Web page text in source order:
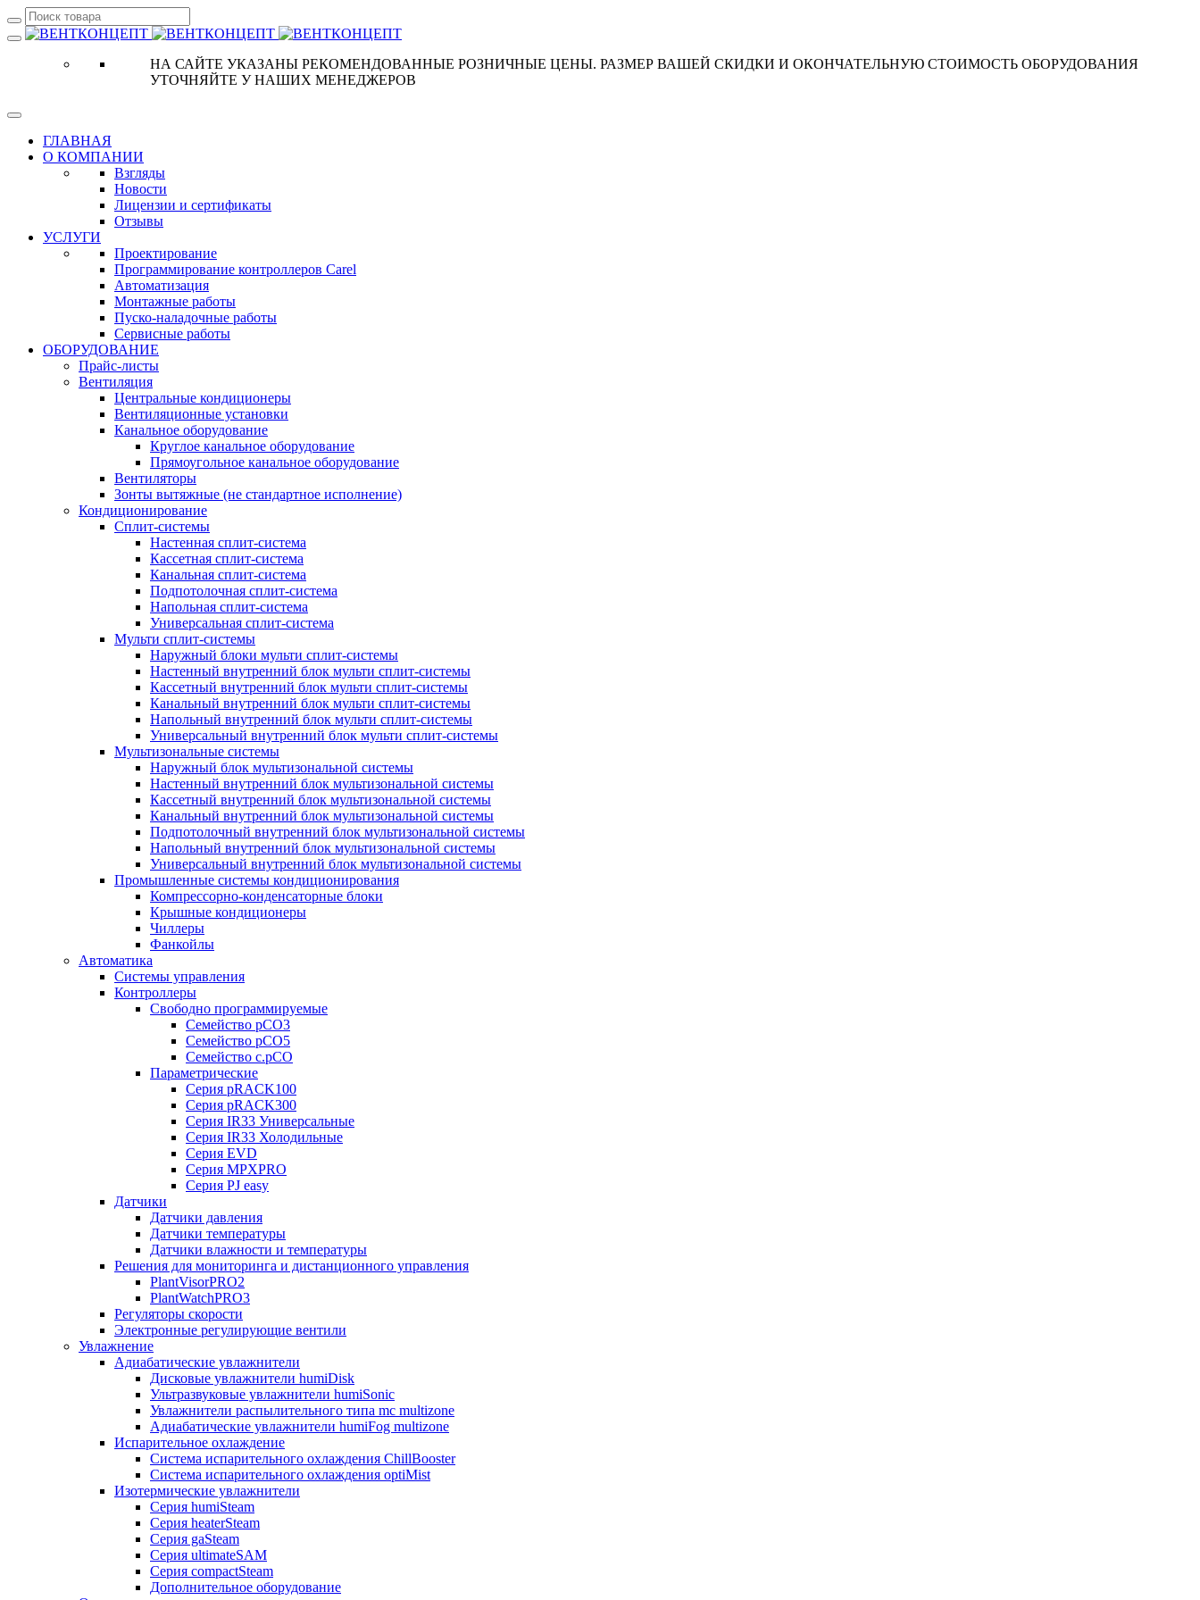
НА САЙТЕ УКАЗАНЫ РЕКОМЕНДОВАННЫЕ РОЗНИЧНЫЕ ЦЕНЫ. РАЗМЕР ВАШЕЙ СКИДКИ И ОКОНЧАТЕЛЬНУЮ СТОИМОСТЬ ОБОРУДОВАНИЯ
УТОЧНЯЙТЕ У НАШИХ МЕНЕДЖЕРОВ
ГЛАВНАЯ
О КОМПАНИИ
Взгляды
Новости
Лицензии и сертификаты
Отзывы
УСЛУГИ
Проектирование
Программирование контроллеров Carel
Автоматизация
Монтажные работы
Пуско-наладочные работы
Сервисные работы
ОБОРУДОВАНИЕ
Прайс-листы
Вентиляция
Центральные кондиционеры
Вентиляционные установки
Канальное оборудование
Круглое канальное оборудование
Прямоугольное канальное оборудование
Вентиляторы
Зонты вытяжные (не стандартное исполнение)
Кондиционирование
Сплит-системы
Настенная сплит-система
Кассетная сплит-система
Канальная сплит-система
Подпотолочная сплит-система
Напольная сплит-система
Универсальная сплит-система
Мульти сплит-системы
Наружный блоки мульти сплит-системы
Настенный внутренний блок мульти сплит-системы
Кассетный внутренний блок мульти сплит-системы
Канальный внутренний блок мульти сплит-системы
Напольный внутренний блок мульти сплит-системы
Универсальный внутренний блок мульти сплит-системы
Мультизональные системы
Наружный блок мультизональной системы
Настенный внутренний блок мультизональной системы
Кассетный внутренний блок мультизональной системы
Канальный внутренний блок мультизональной системы
Подпотолочный внутренний блок мультизональной системы
Напольный внутренний блок мультизональной системы
Универсальный внутренний блок мультизональной системы
Промышленные системы кондиционирования
Компрессорно-конденсаторные блоки
Крышные кондиционеры
Чиллеры
Фанкойлы
Автоматика
Системы управления
Контроллеры
Свободно программируемые
Семейство pCO3
Семейство pCO5
Семейство c.pCO
Параметрические
Серия pRACK100
Серия pRACK300
Серия IR33 Универсальные
Серия IR33 Холодильные
Серия EVD
Серия MPXPRO
Серия PJ easy
Датчики
Датчики давления
Датчики температуры
Датчики влажности и температуры
Решения для мониторинга и дистанционного управления
PlantVisorPRO2
PlantWatchPRO3
Регуляторы скорости
Электронные регулирующие вентили
Увлажнение
Адиабатические увлажнители
Дисковые увлажнители humiDisk
Ультразвуковые увлажнители humiSonic
Увлажнители распылительного типа mc multizone
Адиабатические увлажнители humiFog multizone
Испарительное охлаждение
Система испарительного охлаждения ChillBooster
Система испарительного охлаждения optiMist
Изотермические увлажнители
Серия humiSteam
Серия heaterSteam
Серия gaSteam
Серия ultimateSAM
Серия compactSteam
Дополнительное оборудование